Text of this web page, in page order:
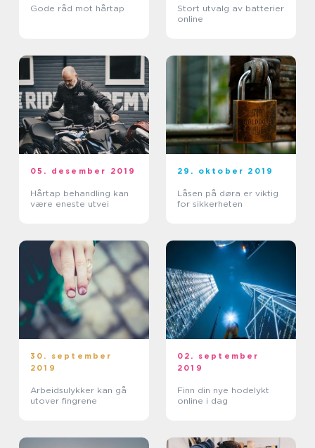
Gode råd mot hårtap
Stort utvalg av batterier
online
05. desember 2019
Hårtap behandling kan
være eneste utvei
29. oktober 2019
Låsen på døra er viktig
for sikkerheten
30. september
2019
Arbeidsulykker kan gå
utover fingrene
02. september
2019
Finn din nye hodelykt
online i dag